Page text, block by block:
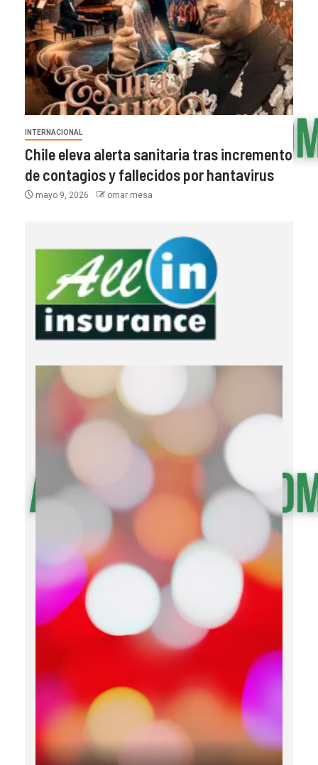
INTERNACIONAL
Chile eleva alerta sanitaria tras incremento
de contagios y fallecidos por hantavirus
mayo 9, 2026 omar mesa